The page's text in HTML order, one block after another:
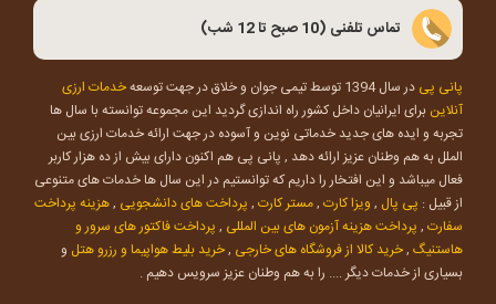
تماس تلفنی (10 صبح تا 12 شب)
پانی پی در سال 1394 توسط تیمی جوان و خلاق در جهت توسعه
خدمات ارزی
آنلاین برای ایرانیان داخل کشور راه اندازی گردید این مجموعه توانسته با سال ها
تجربه و ایده های جدید خدماتی نوین و آسوده در جهت ارائه خدمات ارزی بین
الملل به هم وطنان عزیز ارائه دهد , پانی پی هم اکنون دارای بیش از ده هزار کاربر
فعال میباشد و این افتخار را داریم که توانستیم در این سال ها خدمات های متنوعی
از قبیل : پی پال , ویزا کارت ,مستر کارت , پرداخت های دانشجویی ,هزینه پرداخت
سفارت , پرداخت هزینه آزمون های بین المللی , پرداخت فاکتور های سرور و
هاستنیگ ,خرید کالا از فروشگاه های خارجی ,خرید بلیط هواپیما و رزرو هتل و
بسیاری از خدمات دیگر .... را به هم وطنان عزیز سرویس دهیم .